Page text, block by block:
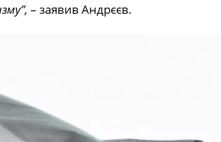
– заявив Андрєєв.